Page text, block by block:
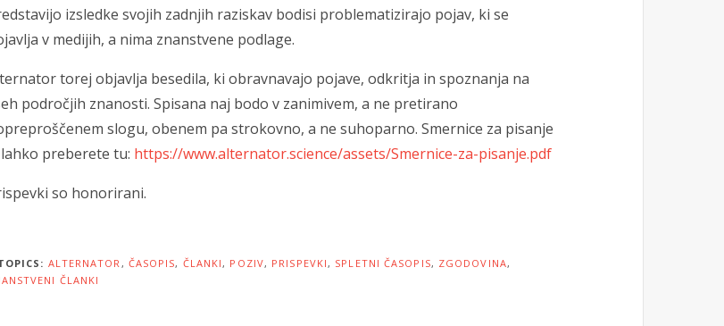
izsledke svojih zadnjih raziskav bodisi problematizirajo pojav, ki se
v medijih, a nima znanstvene podlage.
torej objavlja besedila, ki obravnavajo pojave, odkritja in spoznanja na
področjih znanosti. Spisana naj bodo v zanimivem, a ne pretirano
slogu, obenem pa strokovno, a ne suhoparno. Smernice za pisanje
preberete tu: https://www.alternator.science/assets/Smernice-za-pisanje.pdf
so honorirani.
ALTERNATOR , ČASOPIS, ČLANKI , POZIV, PRISPEVKI , SPLETNI ČASOPIS, ZGODOVINA,
ČLANKI